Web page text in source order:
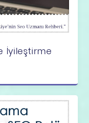
İyileştirme